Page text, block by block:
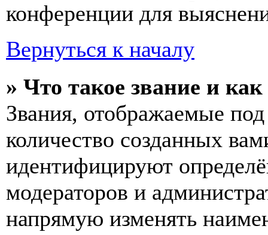
конференции для
Вернуться к началу
» Что такое звание и
Звания, отображаемые
количество созданных
идентифицируют
модераторов и
напрямую изменять